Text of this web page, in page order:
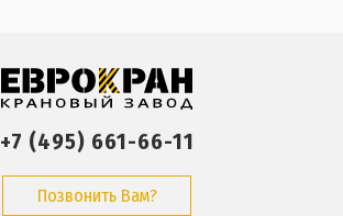
+7 (495) 661-66-11
Позвонить Вам?